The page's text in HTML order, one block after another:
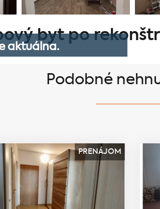
byt po
aktuálna.
Podobné
PRENÁJOM